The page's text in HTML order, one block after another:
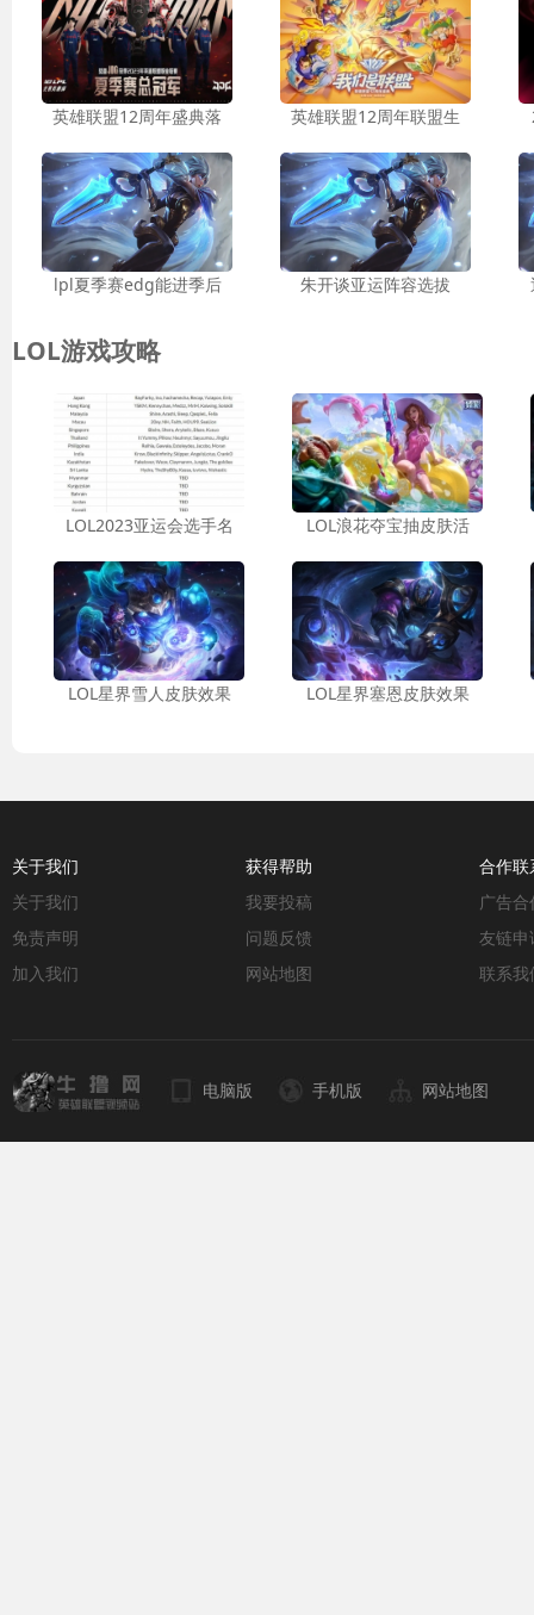
英雄联盟12周年盛典落 英雄联盟12周年联盟生
lpl夏季赛edg能进季后 朱开谈亚运阵容选拔
LOL游戏攻略
LOL2023亚运会选手名 LOL浪花夺宝抽皮肤活
LOL星界雪人皮肤效果 LOL星界塞恩皮肤效果
关于我们
关于我们
免责声明
加入我们
获得帮助
我要投稿
问题反馈
网站地图
合作联
广告合
友链申
联系我
电脑版 手机版 网站地图